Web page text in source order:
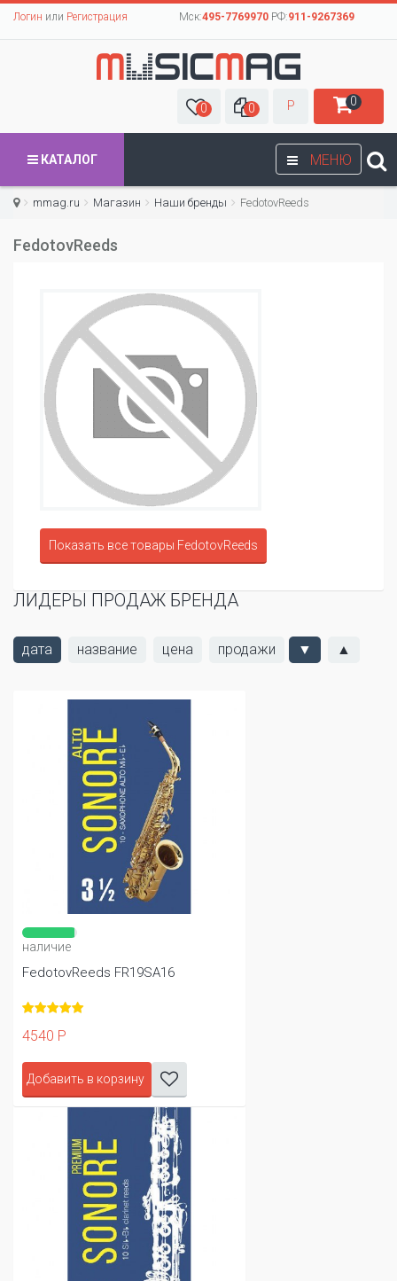
Логин или Регистрация Мск:495-7769970РФ:911-9267369
0 0 Р 0
МЕНЮ
КАТАЛОГ
mmag.ru Магазин Наши бренды FedotovReeds
FedotovReeds
Показать все товары FedotovReeds
ЛИДЕРЫ ПРОДАЖ БРЕНДА
дата название цена продажи ▼ ▲
наличие
FedotovReeds FR19SA16
4540 Р
Добавить в корзину